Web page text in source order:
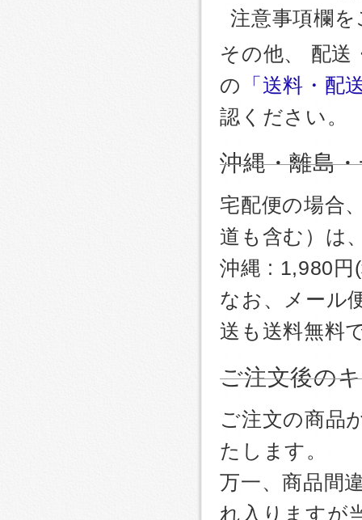
注意事項欄
その他、 配送
の
「送料・配
認ください。
沖縄・離島
宅配便の場合
道も含む）は
沖縄 : 1,980円
なお、メール
送も送料無料
ご注文後の
ご注文の商品
たします。
万一、商品間
れ入りますが